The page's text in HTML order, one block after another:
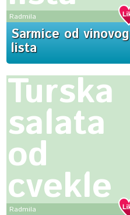
Radmila
Sarmice od vinovog
lista
Turska
salata
od
cvekle
Radmila